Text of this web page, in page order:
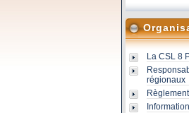
La CSL 8
régionaux